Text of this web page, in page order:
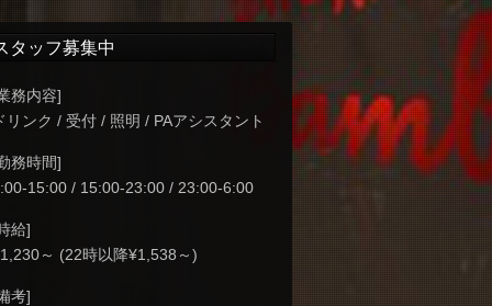
タッフ募集中
務内容]
リンク / 受付 / 照明 / PAアシスタント
務時間]
15:00 / 15:00-23:00 / 23:00-6:00
給]
～ (22時以降¥1,538～)
考]